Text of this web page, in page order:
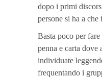
dopo i primi
persone si ha a che
Basta poco per
penna e carta dove
individuate
frequentando i